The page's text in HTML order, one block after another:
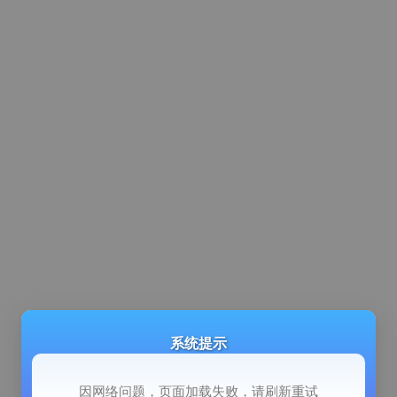
系统提示
因网络问题，页面加载失败，请刷新重试